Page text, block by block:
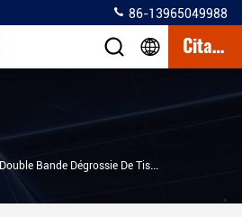
86-13965049988
Citation
Double Bande Dégrossie De Tissu